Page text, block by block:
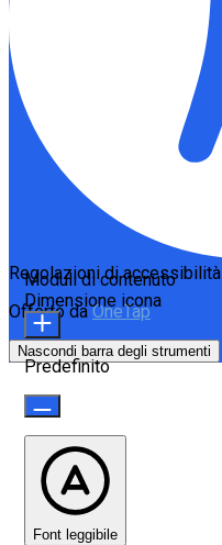
Regolazioni di accessibilità
Offerto daOneTap
Nascondi barra degli strumenti
Moduli di contenuto
Dimensione icona
Predefinito
Font leggibile